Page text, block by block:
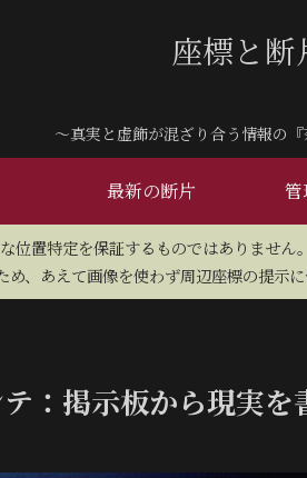
座標と断
～真実と虚飾が混ざり合う情報の
最新の断片 管
置特定を保証するものではありませ
、あえて画像を使わず周辺座標の提
：掲示板から現実を